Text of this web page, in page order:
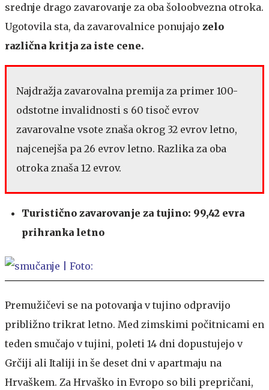
srednje drago zavarovanje za oba šoloobvezna otroka.
Ugotovila sta, da zavarovalnice ponujajo zelo
različna kritja za iste cene.
Najdražja zavarovalna premija za primer 100-
odstotne invalidnosti s 60 tisoč evrov
zavarovalne vsote znaša okrog 32 evrov letno,
najcenejša pa 26 evrov letno. Razlika za oba
otroka znaša 12 evrov.
Turistično zavarovanje za tujino: 99,42 evra
prihranka letno
Premužičevi se na potovanja v tujino odpravijo
približno trikrat letno. Med zimskimi počitnicami en
teden smučajo v tujini, poleti 14 dni dopustujejo v
Grčiji ali Italiji in še deset dni v apartmaju na
Hrvaškem. Za Hrvaško in Evropo so bili prepričani,